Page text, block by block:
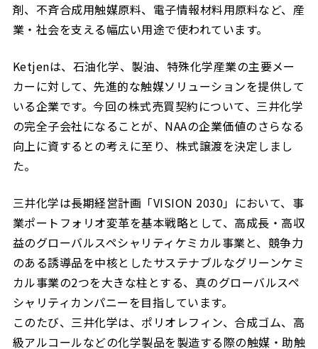
剤、不斉合成用触媒原料、電子情報材料用原料など、産
業・社会を支える幅広い用途で使われています。
Ketjenは、石油化学、製油、特殊化学産業の主要メー
カーに対して、先進的な触媒ソリューションを提供して
いる企業です。今回の株式売買契約について、三井化学
の完全子会社になることが、NAAの企業価値のさらなる
向上に資するとの考えに至り、株式譲渡を決定しまし
た。
三井化学は長期経営計画「VISION 2030」において、事
業ポートフォリオ変革を基本戦略として、高成長・高収
益のグローバルスペシャリティケミカル事業と、競争力
のある誘導品を中核としたサステナブルなグリーンケミ
カル事業の2つを大きな柱とする、真のグローバルスペ
シャリティカンパニーを目指しています。
このたび、三井化学は、ポリオレフィン、合成ゴム、高
級アルコールなどの化学製品を製造する際の触媒・助触